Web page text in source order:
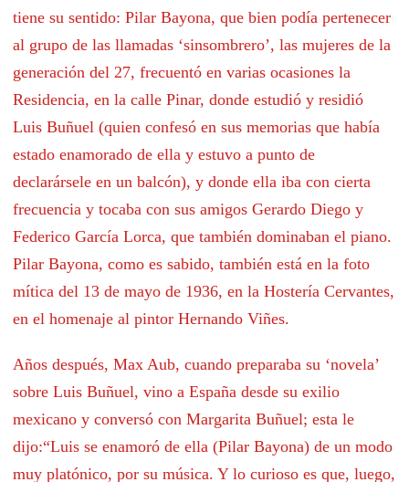
tiene su sentido: Pilar Bayona, que bien podía pertenecer
al grupo de las llamadas ‘sinsombrero’, las mujeres de la
generación del 27, frecuentó en varias ocasiones la
Residencia, en la calle Pinar, donde estudió y residió
Luis Buñuel (quien confesó en sus memorias que había
estado enamorado de ella y estuvo a punto de
declarársele en un balcón), y donde ella iba con cierta
frecuencia y tocaba con sus amigos Gerardo Diego y
Federico García Lorca, que también dominaban el piano.
Pilar Bayona, como es sabido, también está en la foto
mítica del 13 de mayo de 1936, en la Hostería Cervantes,
en el homenaje al pintor Hernando Viñes.
Años después, Max Aub, cuando preparaba su ‘novela’
sobre Luis Buñuel, vino a España desde su exilio
mexicano y conversó con Margarita Buñuel; esta le
dijo:“Luis se enamoró de ella (Pilar Bayona) de un modo
muy platónico, por su música. Y lo curioso es que, luego,